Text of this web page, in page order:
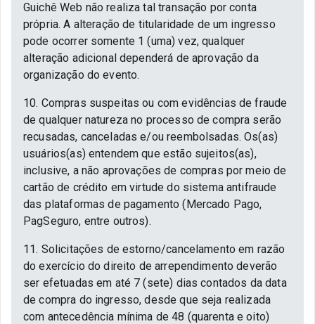
Guichê Web não realiza tal transação por conta
própria. A alteração de titularidade de um ingresso
pode ocorrer somente 1 (uma) vez, qualquer
alteração adicional dependerá de aprovação da
organização do evento.
10. Compras suspeitas ou com evidências de fraude
de qualquer natureza no processo de compra serão
recusadas, canceladas e/ou reembolsadas. Os(as)
usuários(as) entendem que estão sujeitos(as),
inclusive, a não aprovações de compras por meio de
cartão de crédito em virtude do sistema antifraude
das plataformas de pagamento (Mercado Pago,
PagSeguro, entre outros).
11. Solicitações de estorno/cancelamento em razão
do exercício do direito de arrependimento deverão
ser efetuadas em até 7 (sete) dias contados da data
de compra do ingresso, desde que seja realizada
com antecedência mínima de 48 (quarenta e oito)